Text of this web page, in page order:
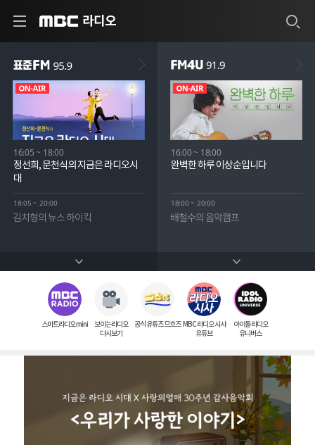
라디오
16:05 ~ 18:00
정선희, 문천식의 지금은 라디오시
대
18:05 ~ 20:00
김치형의 뉴스 하이킥
16:00 ~ 18:00
완벽한 하루 이상순입니다
18:00 ~ 20:00
배철수의 음악캠프
스마트라디오 mini
보이는라디오
다시보기
공식 유튜즈 므흐즈 MBC 라디오 시사
유튜브
아이돌 라디오
유니버스